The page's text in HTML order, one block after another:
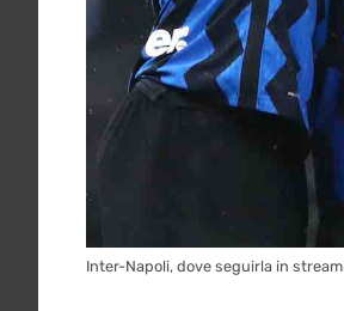
Inter-Napoli, dove seguirla in